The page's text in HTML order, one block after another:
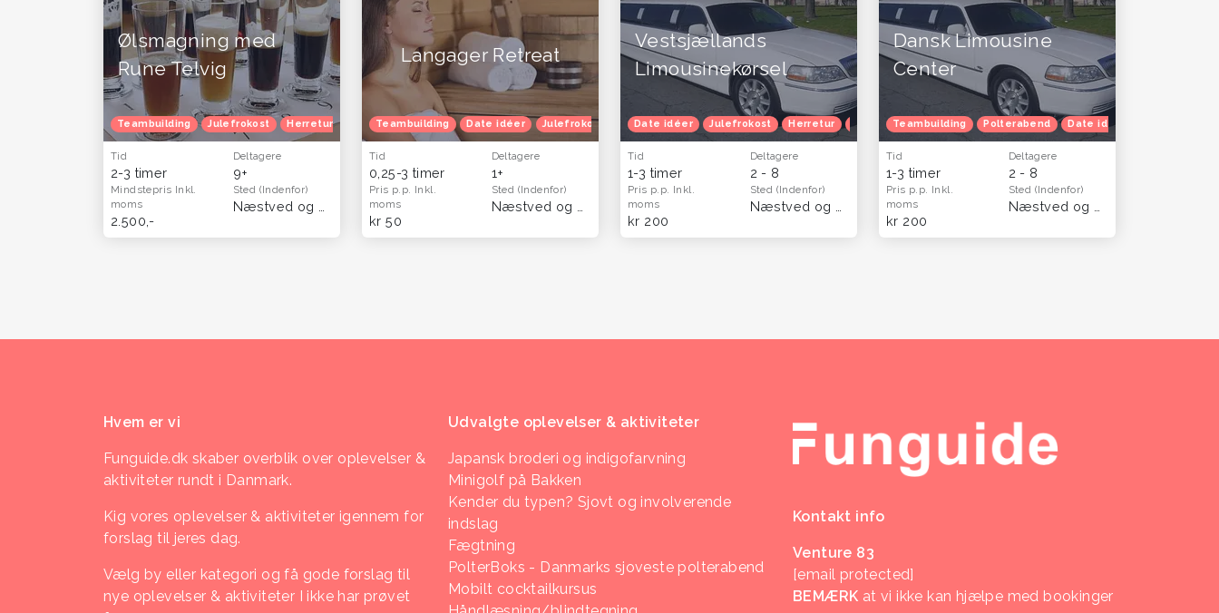
Ølsmagning med
Rune Telvig
Teambuilding Julefrokost Herretur
Tid
2-3 timer
Deltagere
9+
Mindstepris Inkl.
moms
2.500,-
Sted (Indenfor)
Langager Retreat
Teambuilding Date idéer Julefrokost Venindetur
Tid
0,25-3 timer
Deltagere
1+
Pris p.p. Inkl.
moms
kr 50
Sted (Indenfor)
Vestsjællands
Limousinekørsel
Date idéer Julefrokost Herretur Venindetur Blå mandag
Tid
1-3 timer
Deltagere
2 - 8
Pris p.p. Inkl.
moms
kr 200
Sted (Indenfor)
(Vestsjælland)
Dansk Limousine
Center
Teambuilding Polterabend Date idéer
Tid
1-3 timer
Deltagere
2 - 8
Pris p.p. Inkl.
moms
kr 200
Sted (Indenfor)
Hvem er vi
Funguide.dk skaber overblik over oplevelser &
aktiviteter rundt i Danmark.
Kig vores oplevelser & aktiviteter igennem for
forslag til jeres dag.
Vælg by eller kategori og få gode forslag til
nye oplevelser & aktiviteter I ikke har prøvet
Udvalgte oplevelser & aktiviteter
Japansk broderi og indigofarvning
Minigolf på Bakken
Kender du typen? Sjovt og involverende
indslag
Fægtning
PolterBoks - Danmarks sjoveste polterabend
Mobilt cocktailkursus
Kontakt info
Venture 83
[email protected]
BEMÆRK at vi ikke kan hjælpe med bookinger